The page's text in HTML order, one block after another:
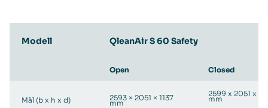
Modell QleanAir S 60 Safety
Open Closed
Mål (b x h x d) 2593 × 2051 × 1137
mm
2599 x 2051 x
mm